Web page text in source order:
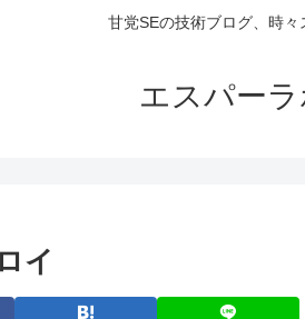
甘党SEの技術ブログ、時々
エスパーラ
イ